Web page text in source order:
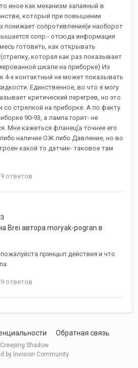
иное как механизм запаяный в
который при повышении
понижает сопротивление(и наоборот
сопр.- отсюда информация
готовить, как открывать
которая как раз показывает
шкале на приборке) Из
4-х контактный не может показывать
Единственное, во что я могу
критический перегрев, но это
стрелкой на приборке. А по факту
90-93, а лампа горит- не
Мне кажеться фланец(а точнее его
наличие ОЖ либо Давление, но во
какой то датчик- таковое там
ответов
Brei автора moryak-pogran в
принцып действия и что
ответов
Обратная связь
Creeping Shadow
by Invision Community